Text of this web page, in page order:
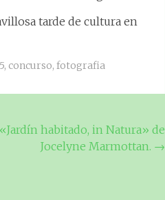
tarde de cultura en
, concurso, fotografia
habitado, in Natura» de
Jocelyne Marmottan. →